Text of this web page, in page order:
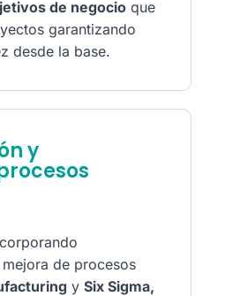
de negocio que
garantizando
desde la base.
y
de procesos
y Six Sigma,